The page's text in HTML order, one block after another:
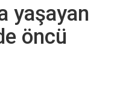
yaşayan
öncü